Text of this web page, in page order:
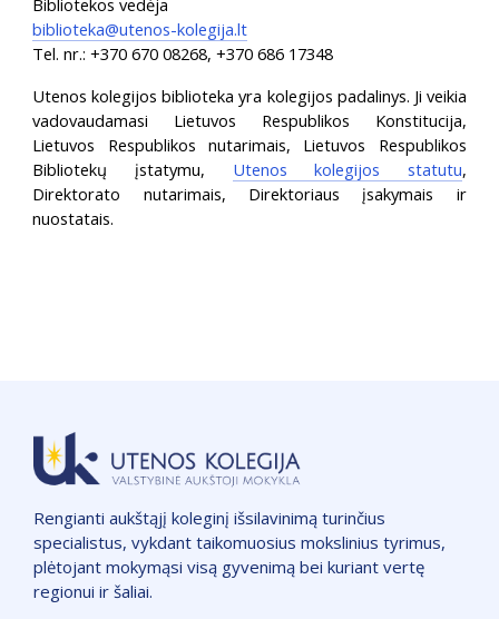
biblioteka@utenos-kolegija.lt
Tel. nr.: +370 670 08268, +370 686 17348
Utenos kolegijos biblioteka yra kolegijos padalinys. Ji veikia
vadovaudamasi Lietuvos Respublikos Konstitucija,
Lietuvos Respublikos nutarimais, Lietuvos Respublikos
Bibliotekų įstatymu, Utenos kolegijos statutu,
Direktorato nutarimais, Direktoriaus įsakymais ir
nuostatais.
Rengianti aukštąjį koleginį išsilavinimą turinčius
specialistus, vykdant taikomuosius mokslinius tyrimus,
plėtojant mokymąsi visą gyvenimą bei kuriant vertę
regionui ir šaliai.